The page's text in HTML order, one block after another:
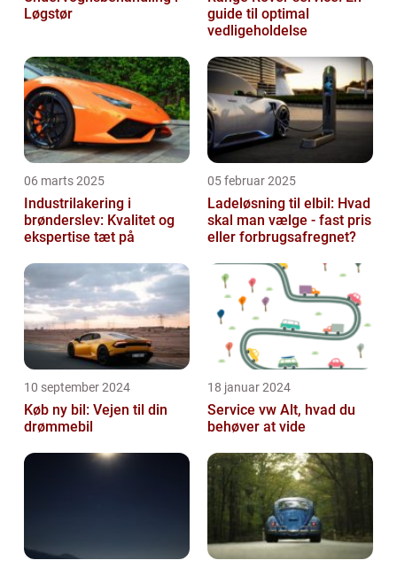
Løgstør
guide til optimal
vedligeholdelse
06 marts 2025
Industrilakering i
brønderslev: Kvalitet og
ekspertise tæt på
05 februar 2025
Ladeløsning til elbil: Hvad
skal man vælge - fast pris
eller forbrugsafregnet?
10 september 2024
Køb ny bil: Vejen til din
drømmebil
18 januar 2024
Service vw Alt, hvad du
behøver at vide